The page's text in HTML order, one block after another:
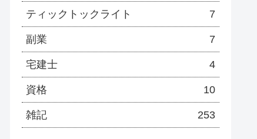
ティックトックライト 7
副業 7
宅建士 4
資格 10
雑記 253